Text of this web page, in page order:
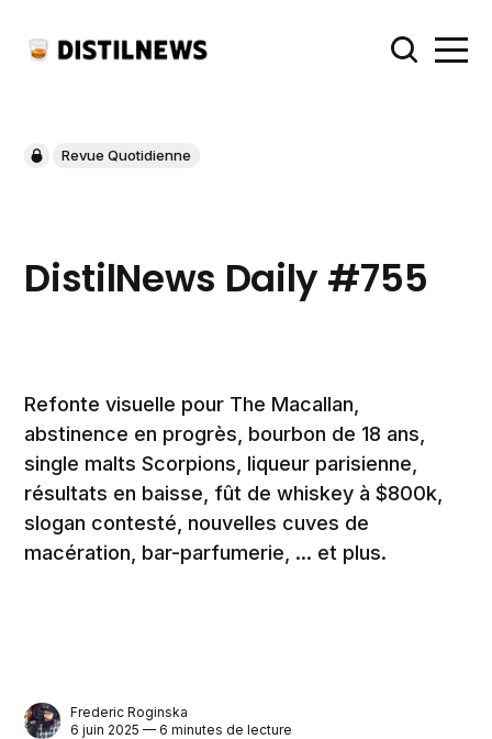
Revue Quotidienne
DistilNews Daily #755
Refonte visuelle pour The Macallan,
abstinence en progrès, bourbon de 18 ans,
single malts Scorpions, liqueur parisienne,
résultats en baisse, fût de whiskey à $800k,
slogan contesté, nouvelles cuves de
macération, bar-parfumerie, ... et plus.
Frederic Roginska
6 juin 2025 — 6 minutes de lecture